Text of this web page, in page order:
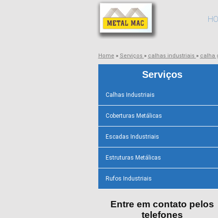
Home » Serviços » calhas industriais » calha
Serviços
Calhas Industriais
Coberturas Metálicas
Escadas Industriais
Estruturas Metálicas
Rufos Industriais
Entre em contato pelos
telefones